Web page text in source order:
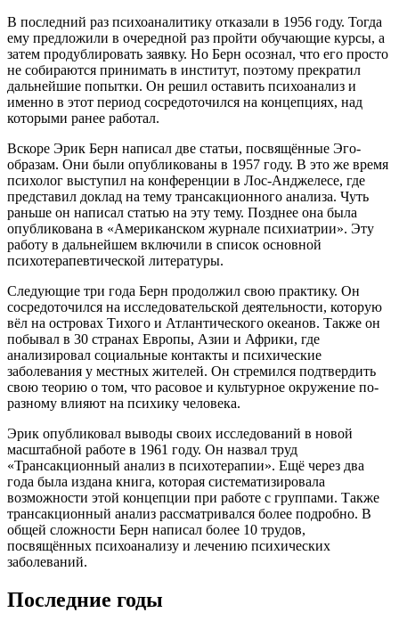
В последний раз психоаналитику отказали в 1956 году. Тогда
ему предложили в очередной раз пройти обучающие курсы, а
затем продублировать заявку. Но Берн осознал, что его просто
не собираются принимать в институт, поэтому прекратил
дальнейшие попытки. Он решил оставить психоанализ и
именно в этот период сосредоточился на концепциях, над
которыми ранее работал.
Вскоре Эрик Берн написал две статьи, посвящённые Эго-
образам. Они были опубликованы в 1957 году. В это же время
психолог выступил на конференции в Лос-Анджелесе, где
представил доклад на тему трансакционного анализа. Чуть
раньше он написал статью на эту тему. Позднее она была
опубликована в «Американском журнале психиатрии». Эту
работу в дальнейшем включили в список основной
психотерапевтической литературы.
Следующие три года Берн продолжил свою практику. Он
сосредоточился на исследовательской деятельности, которую
вёл на островах Тихого и Атлантического океанов. Также он
побывал в 30 странах Европы, Азии и Африки, где
анализировал социальные контакты и психические
заболевания у местных жителей. Он стремился подтвердить
свою теорию о том, что расовое и культурное окружение по-
разному влияют на психику человека.
Эрик опубликовал выводы своих исследований в новой
масштабной работе в 1961 году. Он назвал труд
«Трансакционный анализ в психотерапии». Ещё через два
года была издана книга, которая систематизировала
возможности этой концепции при работе с группами. Также
трансакционный анализ рассматривался более подробно. В
общей сложности Берн написал более 10 трудов,
посвящённых психоанализу и лечению психических
заболеваний.
Последние годы